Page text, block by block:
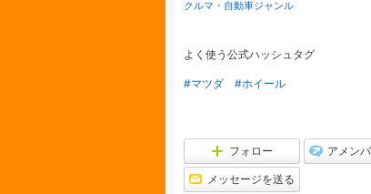
クルマ・自動車ジャンル
よく使う公式ハッシュタグ
#マツダ #ホイール
フォロー アメン
メッセージを送る